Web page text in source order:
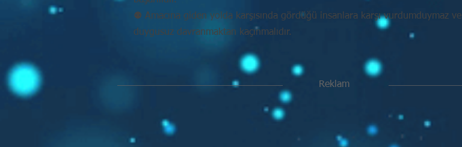
⚉ Amacına giden yolda karşısında gördüğü insanlara karşı vurdumduymaz ve
duygusuz davranmaktan kaçınmalıdır.
Reklam